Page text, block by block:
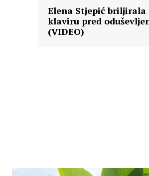
Elena Stjepić
klaviru pred
(VIDEO)